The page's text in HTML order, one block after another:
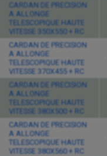
CARDAN DE PRECISION
A ALLONGE
TELESCOPIQUE HAUTE
VITESSE 350X550 + RC
CARDAN DE PRECISION
A ALLONGE
TELESCOPIQUE HAUTE
VITESSE 370X455 + RC
CARDAN DE PRECISION
A ALLONGE
TELESCOPIQUE HAUTE
VITESSE 380X500 + RC
CARDAN DE PRECISION
A ALLONGE
TELESCOPIQUE HAUTE
VITESSE 380X560 + RC